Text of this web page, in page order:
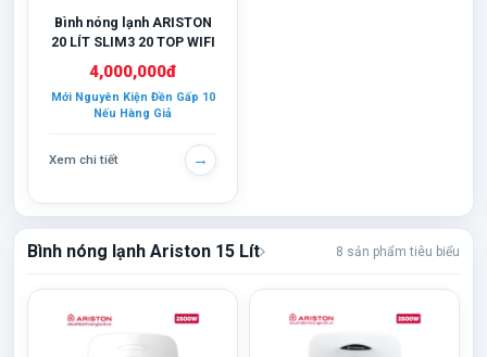
Bình nóng lạnh ARISTON
20 LÍT SLIM3 20 TOP WIFI
4,000,000đ
Mới Nguyên Kiện Đền Gấp 10
Nếu Hàng Giả
Xem chi tiết →
Bình nóng lạnh Ariston 15 Lít 8 sản phẩm tiêu biểu